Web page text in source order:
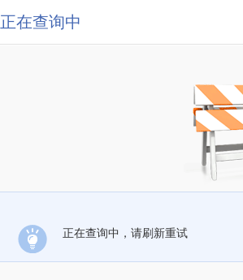
正在查询中
正在查询中，请刷新重试